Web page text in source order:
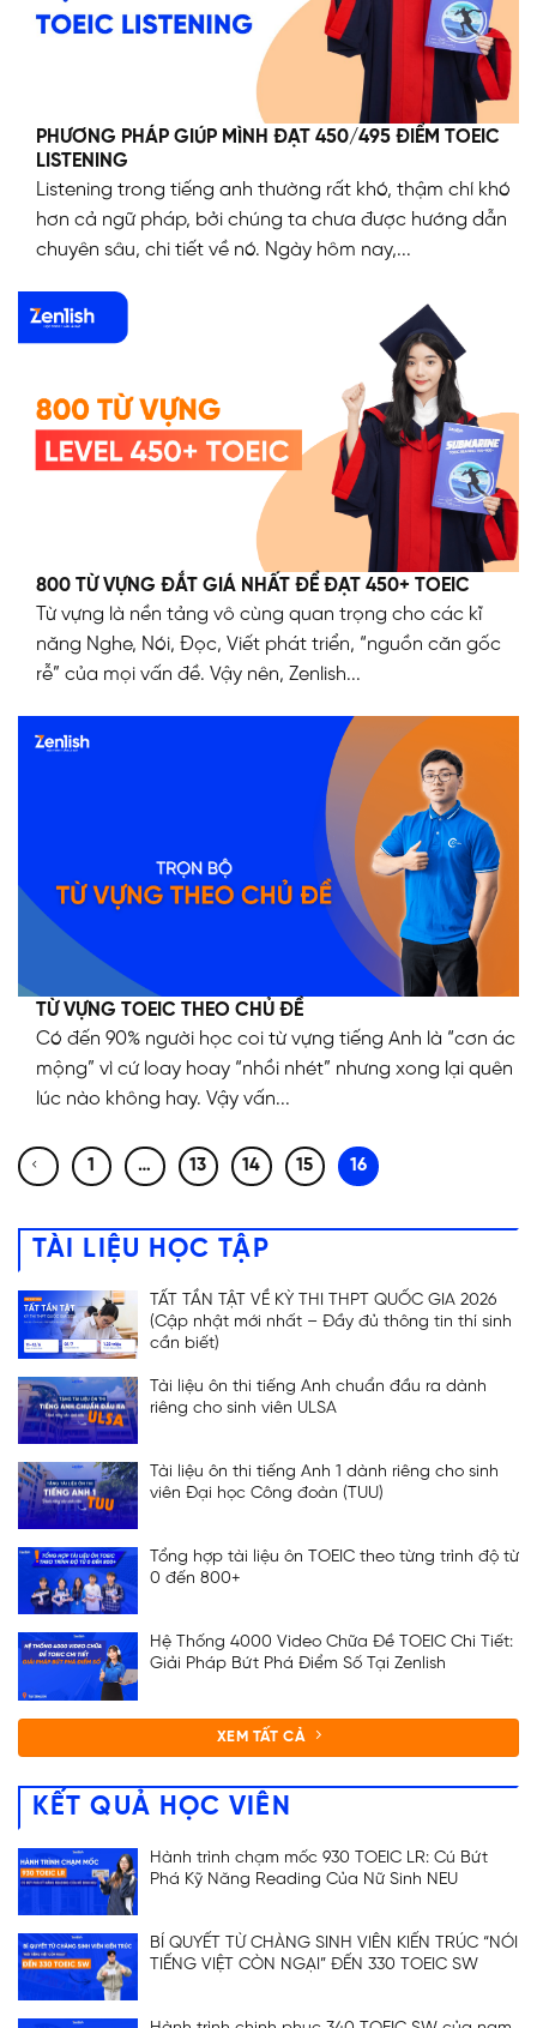
PHƯƠNG PHÁP GIÚP MÌNH ĐẠT 450/495 ĐIỂM TOEIC
LISTENING
Listening trong tiếng anh thường rất khó, thậm chí khó
hơn cả ngữ pháp, bởi chúng ta chưa được hướng dẫn
chuyên sâu, chi tiết về nó. Ngày hôm nay,...
800 TỪ VỰNG ĐẮT GIÁ NHẤT ĐỂ ĐẠT 450+ TOEIC
Từ vựng là nền tảng vô cùng quan trọng cho các kĩ
năng Nghe, Nói, Đọc, Viết phát triển, “nguồn căn gốc
rễ” của mọi vấn đề. Vậy nên, Zenlish...
TỪ VỰNG TOEIC THEO CHỦ ĐỀ
Có đến 90% người học coi từ vựng tiếng Anh là “cơn ác
mộng” vì cứ loay hoay “nhồi nhét” nhưng xong lại quên
lúc nào không hay. Vậy vấn...
1 … 13 14 15 16
TÀI LIỆU HỌC TẬP
TẤT TẦN TẬT VỀ KỲ THI THPT QUỐC GIA 2026
(Cập nhật mới nhất – Đầy đủ thông tin thí sinh
cần biết)
Tài liệu ôn thi tiếng Anh chuẩn đầu ra dành
riêng cho sinh viên ULSA
Tài liệu ôn thi tiếng Anh 1 dành riêng cho sinh
viên Đại học Công đoàn (TUU)
Tổng hợp tài liệu ôn TOEIC theo từng trình độ từ
0 đến 800+
Hệ Thống 4000 Video Chữa Đề TOEIC Chi Tiết:
Giải Pháp Bứt Phá Điểm Số Tại Zenlish
XEM TẤT CẢ
KẾT QUẢ HỌC VIÊN
Hành trình chạm mốc 930 TOEIC LR: Cú Bứt
Phá Kỹ Năng Reading Của Nữ Sinh NEU
BÍ QUYẾT TỪ CHÀNG SINH VIÊN KIẾN TRÚC “NÓI
TIẾNG VIỆT CÒN NGẠI” ĐẾN 330 TOEIC SW